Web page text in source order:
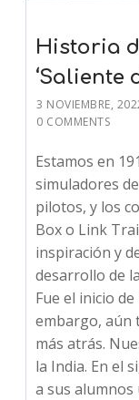
Historia
‘Saliente
3 NOVIEMBRE,
0 COMMENTS
Estamos en
simuladores
pilotos, y los
Box o Link
inspiración y
desarrollo de
Fue el inicio
embargo, aún
más atrás.
la India. En el
a sus